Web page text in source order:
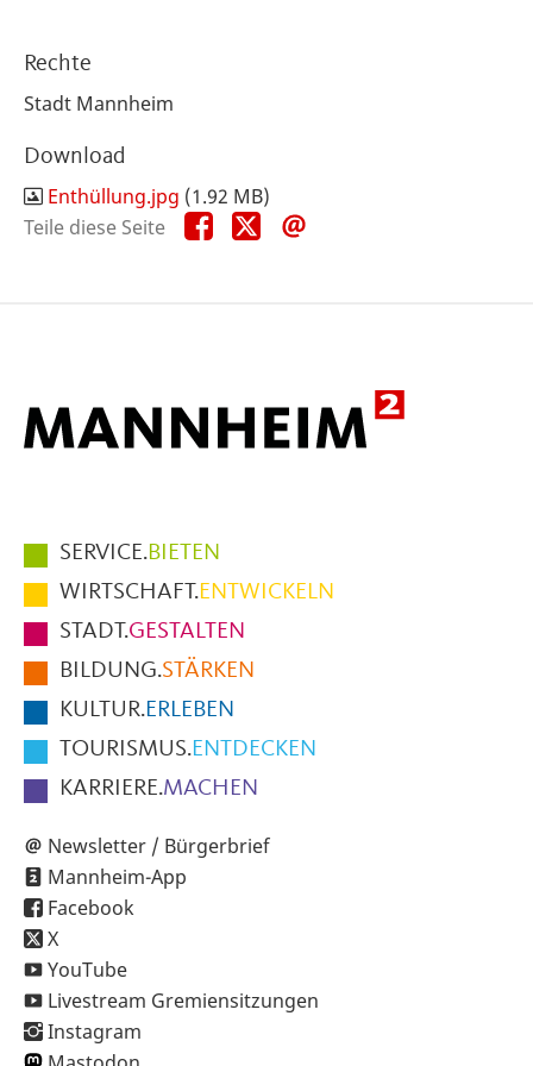
Rechte
Stadt Mannheim
Download
Enthüllung.jpg (1.92 MB)
Teile diese Seite
Teile
diese
Teile
diese
Hauptmenüpunkte
im
Fußbereich
der
Seite
SERVICE.BIETEN
WIRTSCHAFT.ENTWICKELN
STADT.GESTALTEN
BILDUNG.STÄRKEN
KULTUR.ERLEBEN
TOURISMUS.ENTDECKEN
KARRIERE.MACHEN
Newsletter / Bürgerbrief
Mannheim-App
Facebook
X
YouTube
Livestream Gremiensitzungen
Instagram